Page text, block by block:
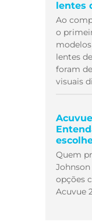
lentes
Ao
o
lentes
foram
visuais
Quem
opções
Acuvue